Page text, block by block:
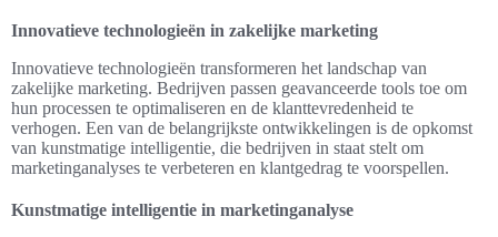
Innovatieve technologieën in zakelijke marketing
Innovatieve technologieën transformeren het landschap van
zakelijke marketing. Bedrijven passen geavanceerde tools toe om
hun processen te optimaliseren en de klanttevredenheid te
verhogen. Een van de belangrijkste ontwikkelingen is de opkomst
van kunstmatige intelligentie, die bedrijven in staat stelt om
marketinganalyses te verbeteren en klantgedrag te voorspellen.
Kunstmatige intelligentie in marketinganalyse